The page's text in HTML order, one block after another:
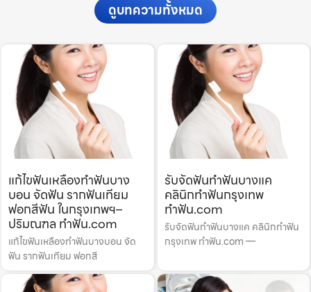
ดูบทความทั้งหมด
แก้ไขฟันเหลืองทำฟันบาง
บอน จัดฟัน รากฟันเทียม
ฟอกสีฟัน ในกรุงเทพฯ–
ปริมณฑล ทำฟัน.com
แก้ไขฟันเหลืองทำฟันบางบอน จัด
ฟัน รากฟันเทียม ฟอกสี
รับจัดฟันทำฟันบางแค
คลินิกทำฟันกรุงเทพ
ทำฟัน.com
รับจัดฟันทำฟันบางแค คลินิกทำฟัน
กรุงเทพ ทำฟัน.com —